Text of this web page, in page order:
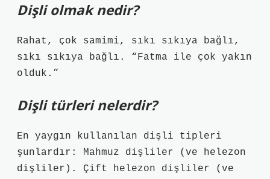
Dişli olmak nedir?
Rahat, çok samimi, sıkı sıkıya bağlı,
sıkı sıkıya bağlı. “Fatma ile çok yakın
olduk.”
Dişli türleri nelerdir?
En yaygın kullanılan dişli tipleri
şunlardır: Mahmuz dişliler (ve helezon
dişliler). Çift helezon dişliler (ve